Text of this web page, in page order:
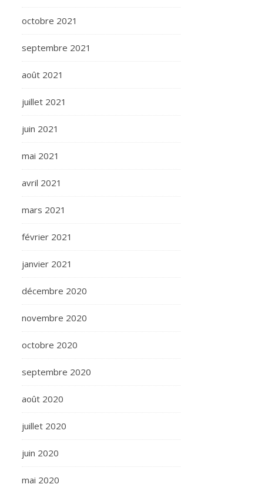
octobre 2021
septembre 2021
août 2021
juillet 2021
juin 2021
mai 2021
avril 2021
mars 2021
février 2021
janvier 2021
décembre 2020
novembre 2020
octobre 2020
septembre 2020
août 2020
juillet 2020
juin 2020
mai 2020